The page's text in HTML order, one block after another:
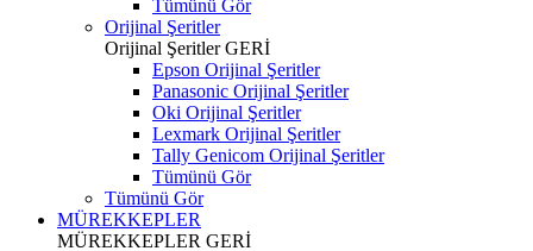
Tümünü Gör
Orijinal Şeritler
Orijinal ŞeritlerGERİ
Epson Orijinal Şeritler
Panasonic Orijinal Şeritler
Oki Orijinal Şeritler
Lexmark Orijinal Şeritler
Tally Genicom Orijinal Şeritler
Tümünü Gör
Tümünü Gör
MÜREKKEPLER
MÜREKKEPLER GERİ